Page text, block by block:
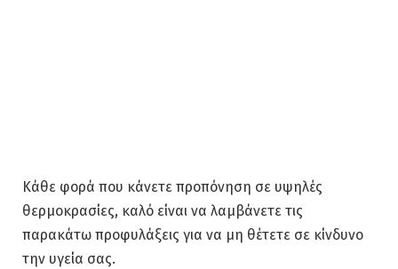
Κάθε φορά που κάνετε προπόνηση σε υψηλές
θερμοκρασίες, καλό είναι να λαμβάνετε τις
παρακάτω προφυλάξεις για να μη θέτετε σε κίνδυνο
την υγεία σας.